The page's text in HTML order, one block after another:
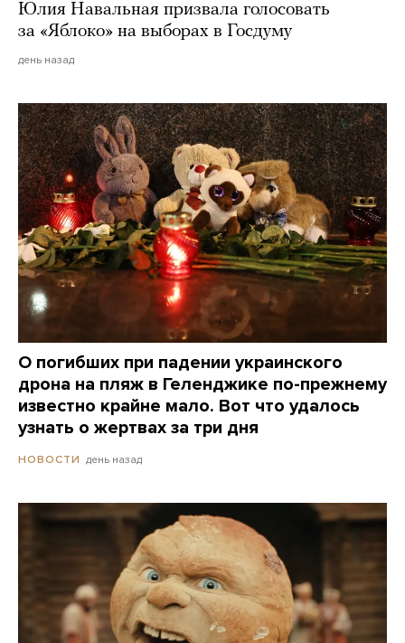
Юлия Навальная призвала голосовать
за «Яблоко» на выборах в Госдуму
день назад
О погибших при падении украинского
дрона на пляж в Геленджике по-прежнему
известно крайне мало. Вот что удалось
узнать о жертвах за три дня
НОВОСТИ день назад